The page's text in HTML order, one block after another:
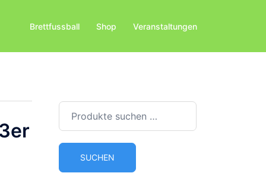
Brettfussball Shop Veranstaltungen
SUCHEN